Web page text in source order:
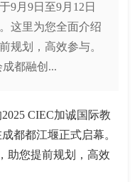
9月9日至9月12日
这里为您全面介绍
规划，高效参与。
都融创...
CIEC加诚国际教
都都江堰正式启幕。
助您提前规划，高效